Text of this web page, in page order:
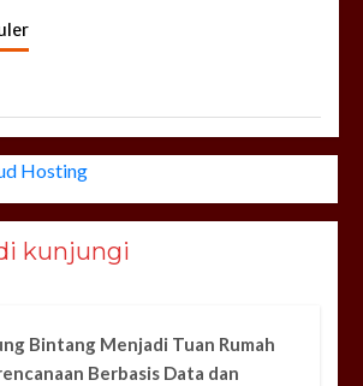
kunjungi
Bintang Menjadi Tuan Rumah
Berbasis Data dan